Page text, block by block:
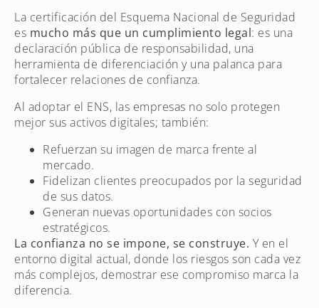
La certificación del Esquema Nacional de Seguridad
es mucho más que un cumplimiento legal: es una
declaración pública de responsabilidad, una
herramienta de diferenciación y una palanca para
fortalecer relaciones de confianza.
Al adoptar el ENS, las empresas no solo protegen
mejor sus activos digitales; también:
Refuerzan su imagen de marca frente al
mercado.
Fidelizan clientes preocupados por la seguridad
de sus datos.
Generan nuevas oportunidades con socios
estratégicos.
La confianza no se impone, se construye. Y en el
entorno digital actual, donde los riesgos son cada vez
más complejos, demostrar ese compromiso marca la
diferencia.